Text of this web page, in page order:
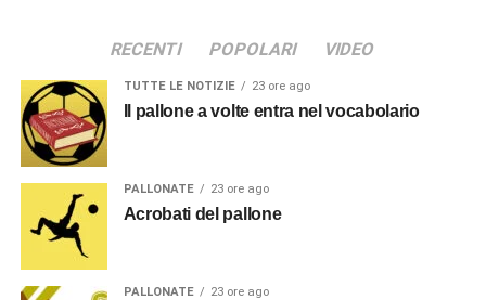
RECENTI POPOLARI VIDEO
TUTTE LE NOTIZIE 23 ore ago
Il pallone a volte entra nel vocabolario
PALLONATE 23 ore ago
Acrobati del pallone
PALLONATE 23 ore ago